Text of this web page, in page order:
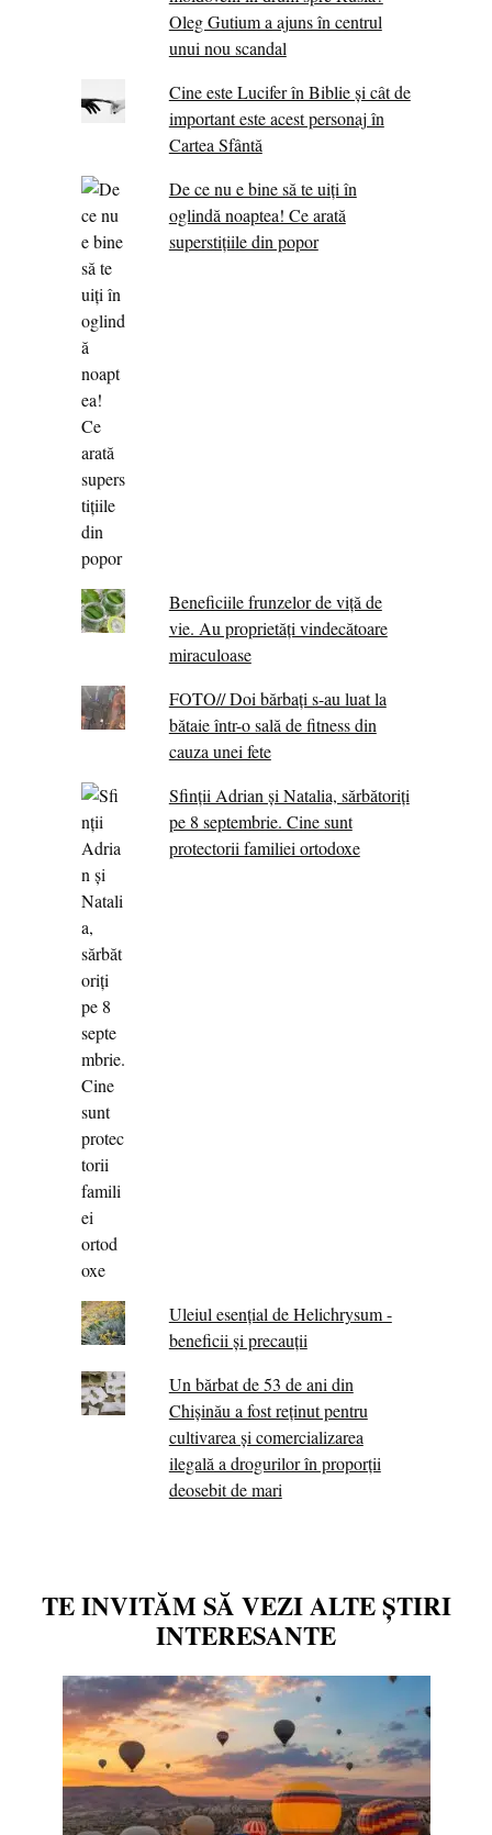
Oleg Gutium a ajuns în centrul
unui nou scandal
Cine este Lucifer în Biblie și cât de
important este acest personaj în
Cartea Sfântă
De ce nu e bine să te uiți în
oglindă noaptea! Ce arată
superstițiile din popor
Beneficiile frunzelor de viță de
vie. Au proprietăţi vindecătoare
miraculoase
FOTO// Doi bărbați s-au luat la
bătaie într-o sală de fitness din
cauza unei fete
Sfinții Adrian și Natalia, sărbătoriți
pe 8 septembrie. Cine sunt
protectorii familiei ortodoxe
Uleiul esențial de Helichrysum -
beneficii și precauții
Un bărbat de 53 de ani din
Chișinău a fost reținut pentru
cultivarea și comercializarea
ilegală a drogurilor în proporții
deosebit de mari
TE INVITĂM SĂ VEZI ALTE ȘTIRI
INTERESANTE